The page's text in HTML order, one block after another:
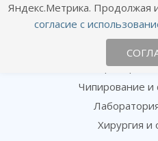
Вакцинация и
Чипирование и
Хирургия и
Яндекс.Метрика. Продолжая
согласие с